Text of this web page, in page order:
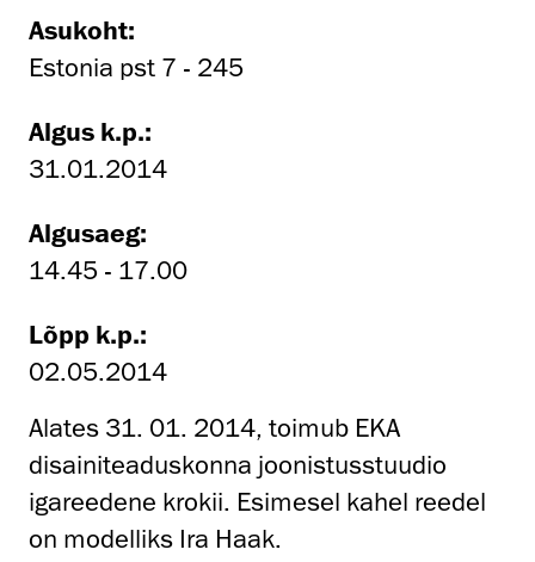
Asukoht:
Estonia pst 7 - 245
Algus k.p.:
31.01.2014
Algusaeg:
14.45 - 17.00
Lõpp k.p.:
02.05.2014
Alates 31. 01. 2014, toimub EKA
disainiteaduskonna joonistusstuudio
igareedene krokii. Esimesel kahel reedel
on modelliks Ira Haak.